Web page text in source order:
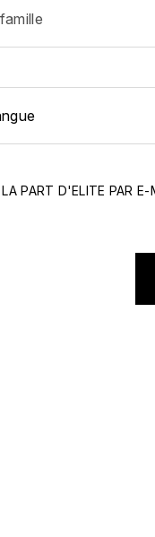
PART D'ELITE PAR